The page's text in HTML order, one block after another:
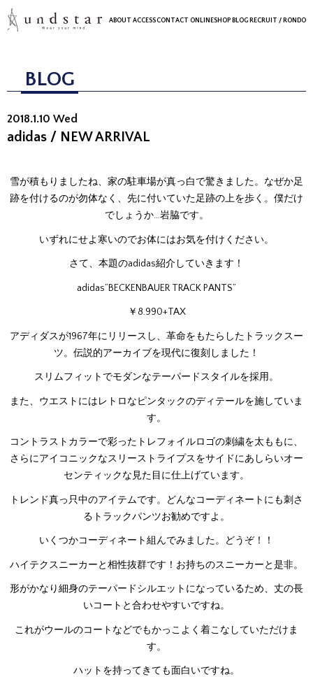
ABOUT ACCESSCONTACT ONLINESHOP BLOG RECRUIT / RONDO
BLOG
2018.1.10 Wed
adidas / NEW ARRIVAL
雪が積もりましたね、家の駐車場が真っ白で驚きました。なぜか足
跡を付けるのが勿体なく、先に付いていた足跡の上を歩く。僕だけ
でしょうか…岩脇です。
いずれにせよ寒いのでお体にはお気を付けください。
さて、本題のadidas紹介していきます！
adidas”BECKENBAUER TRACK PANTS”
￥8.990+TAX
アディダスが1967年にリリースし、革命をもたらしたトラックスー
ツ。伝説的アーカイブを現代に復刻しました！
スリムフィットでモダンなテーパードスタイルを採用。
また、ウエストにはレトロなピンタックのディテールを施していま
す。
コントラストカラーで彩ったトレフォイルロゴの刺繍を太ももに、
さらにアイコニックなスリーストライプスをサイドにあしらいオー
センティックな見た目に仕上げています。
トレンド真っ只中のアイテムです。どんなコーディネートにも刺さ
るトラックパンツお勧めですよ。
いくつかコーディネート組んでみました。どうぞ！！
ハイテクスニーカーと相性抜群です！お持ちのスニーカーと是非。
形がかなり細身のテーパードシルエットになっているため、丈の長
いコートと合わせやすいですね。
これがウールのコートなどでもかっこよく着こなしていただけま
す。
ハットを持ってきても面白いですね。